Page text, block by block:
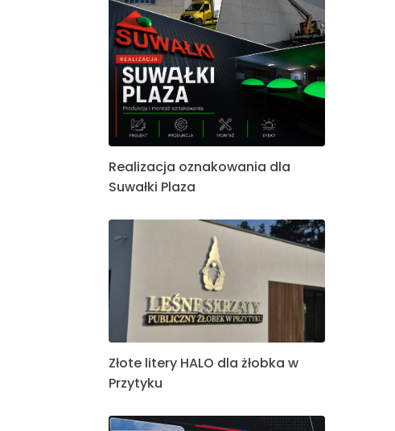
Realizacja oznakowania dla
Suwałki Plaza
Złote litery HALO dla żłobka w
Przytyku